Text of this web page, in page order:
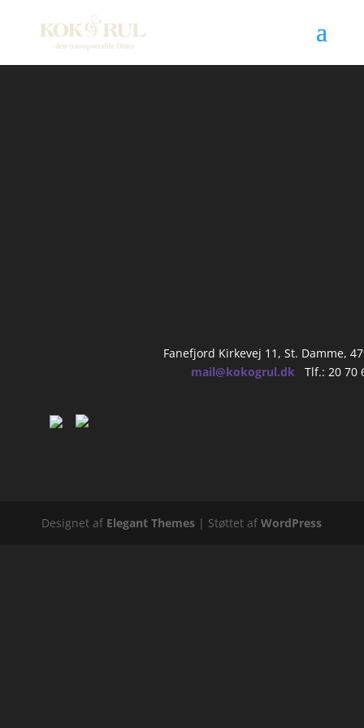
Fanefjord Kirkevej 11, St. Damme,
mail@kokogrul.dk Tlf.: 20 70
Designet af Elegant Themes | Støttet afWordPress